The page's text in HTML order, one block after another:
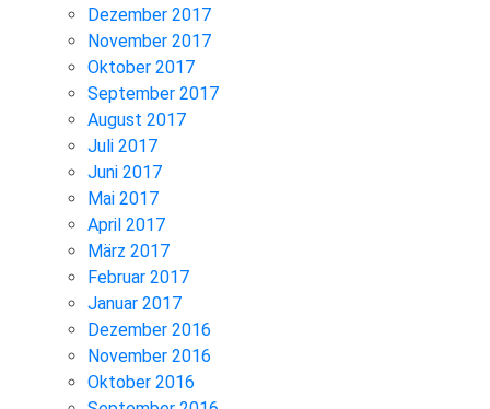
Dezember 2017
November 2017
Oktober 2017
September 2017
August 2017
Juli 2017
Juni 2017
Mai 2017
April 2017
März 2017
Februar 2017
Januar 2017
Dezember 2016
November 2016
Oktober 2016